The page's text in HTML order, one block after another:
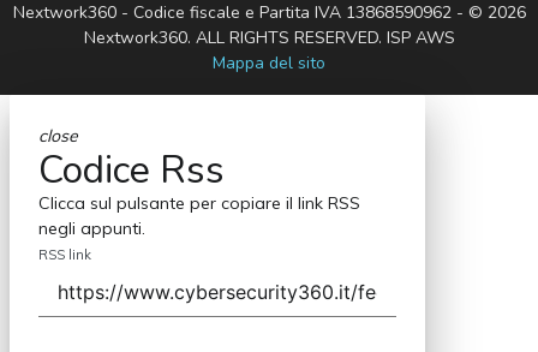
Nextwork360 - Codice fiscale e Partita IVA 13868590962 - © 2026
Nextwork360. ALL RIGHTS RESERVED. ISP AWS
Mappa del sito
close
Codice Rss
Clicca sul pulsante per copiare il link RSS
negli appunti.
RSS link